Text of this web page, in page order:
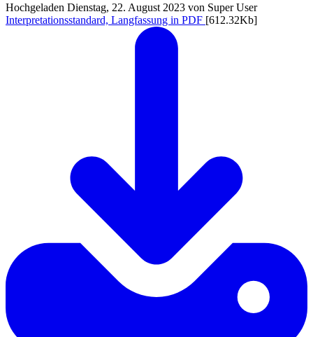
Hochgeladen Dienstag, 22. August 2023 von Super User
Interpretationsstandard, Langfassung in PDF [612.32Kb]